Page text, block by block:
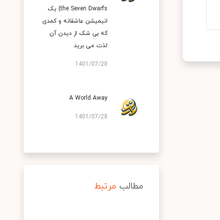
the Seven Dwarfs) یک
انیمیشن عاشقانه و کمدی
که بی شک از دیدن آن
لذت می برید
1401/07/28
A World Away
1401/07/28
مطالب مرتبط